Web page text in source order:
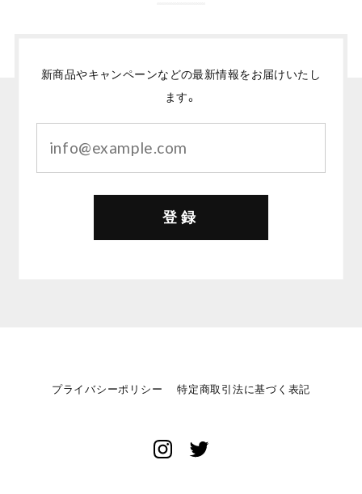
新商品やキャンペーンなどの最新情報をお届けいたし
ます。
登録
プライバシーポリシー 特定商取引法に基づく表記